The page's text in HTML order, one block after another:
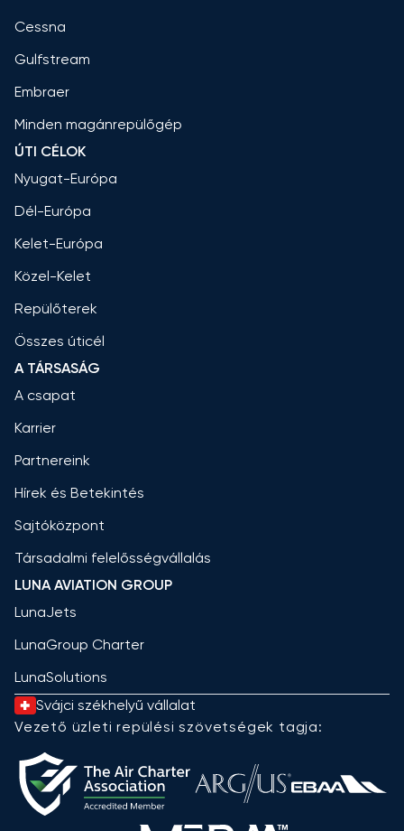
Cessna
Gulfstream
Embraer
Minden magánrepülőgép
ÚTI CÉLOK
Nyugat-Európa
Dél-Európa
Kelet-Európa
Közel-Kelet
Repülőterek
Összes úticél
A TÁRSASÁG
A csapat
Karrier
Partnereink
Hírek és Betekintés
Sajtóközpont
Társadalmi felelősségvállalás
LUNA AVIATION GROUP
LunaJets
LunaGroup Charter
LunaSolutions
Svájci székhelyű vállalat
Vezető üzleti repülési szövetségek tagja: